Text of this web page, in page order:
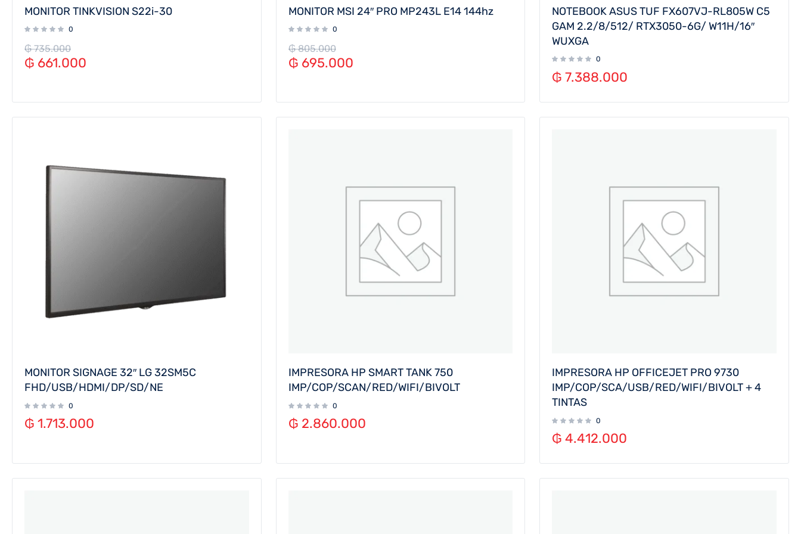
MONITOR TINKVISION S22i-30
0
₲735.000
₲ 661.000
MONITOR MSI 24″ PRO MP243L E14 144hz
0
₲805.000
₲ 695.000
NOTEBOOK ASUS TUF FX607VJ-RL805W C5
GAM 2.2/8/512/ RTX3050-6G/ W11H/16″
WUXGA
0
₲ 7.388.000
MONITOR SIGNAGE 32″ LG 32SM5C
FHD/USB/HDMI/DP/SD/NE
0
₲ 1.713.000
IMPRESORA HP SMART TANK 750
IMP/COP/SCAN/RED/WIFI/BIVOLT
0
₲ 2.860.000
IMPRESORA HP OFFICEJET PRO 9730
IMP/COP/SCA/USB/RED/WIFI/BIVOLT + 4
TINTAS
0
₲ 4.412.000